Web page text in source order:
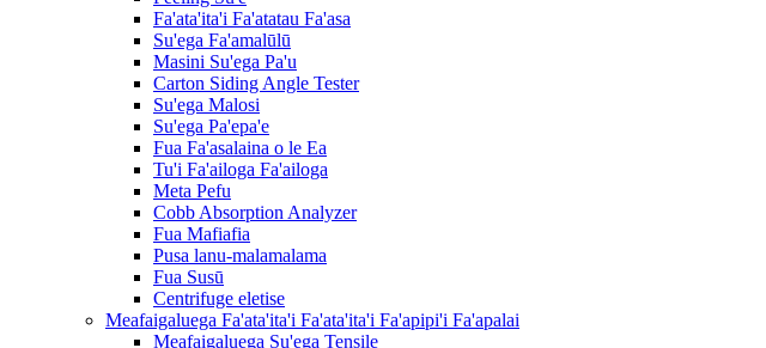
Fa'ata'ita'i Fa'atatau Fa'asa
Su'ega Fa'amalūlū
Masini Su'ega Pa'u
Carton Siding Angle Tester
Su'ega Malosi
Su'ega Pa'epa'e
Fua Fa'asalaina o le Ea
Tu'i Fa'ailoga Fa'ailoga
Meta Pefu
Cobb Absorption Analyzer
Fua Mafiafia
Pusa lanu-malamalama
Fua Susū
Centrifuge eletise
Meafaigaluega Fa'ata'ita'i Fa'ata'ita'i Fa'apipi'i Fa'apalai
Meafaigaluega Su'ega Tensile